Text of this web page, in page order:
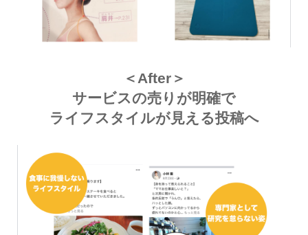
＜After＞
サービスの売りが明確で
ライフスタイルが見える投稿へ